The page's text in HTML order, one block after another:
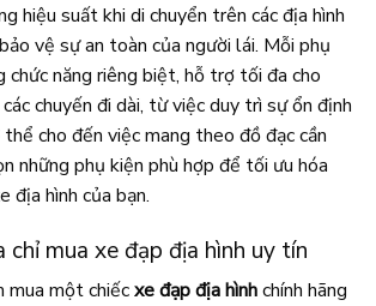
hiệu suất khi di chuyển trên các địa hình
vệ sự an toàn của người lái. Mỗi phụ
chức năng riêng biệt, hỗ trợ tối đa cho
chuyến đi dài, từ việc duy trì sự ổn định
cho đến việc mang theo đồ đạc cần
những phụ kiện phù hợp để tối ưu hóa
địa hình của bạn.
chỉ mua xe đạp địa hình uy tín
mua một chiếcxe đạp địa hìnhchính hãng